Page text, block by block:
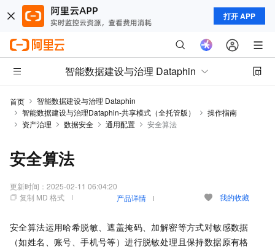
打开 APP
智能数据建设与治理 Dataphin
首页
智能数据建设与治理 Dataphin
智能数据建设与治理Dataphin-共享模式（全托管版）
操作指南
资产治理
数据安全 通用配置 安全算法
安全算法
更新时间： 2025-02-11 06:04:20
复制 MD 格式
产品详情 我的收藏
安全算法运用哈希脱敏、遮盖掩码、加解密等方式对敏感数据
（如姓名、账号、手机号等）进行脱敏处理且保持数据原有格